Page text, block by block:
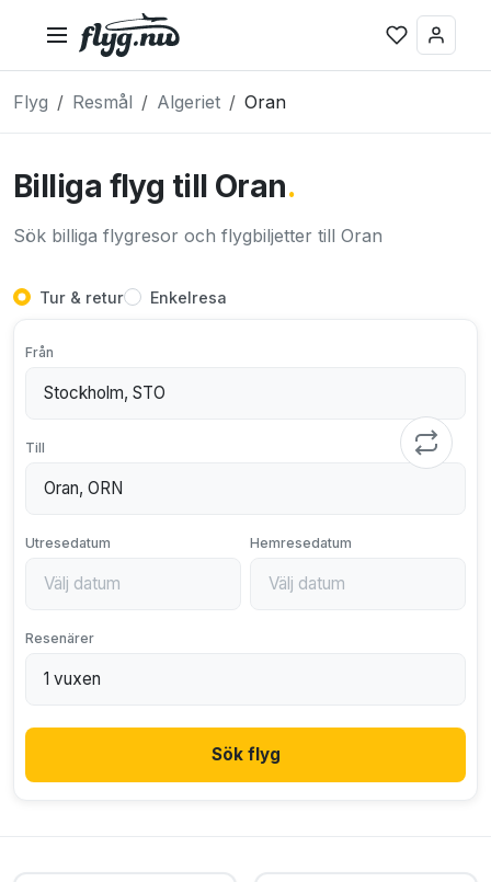
Flyg Resmål Algeriet Oran
Billiga flyg till Oran.
Sök billiga flygresor och flygbiljetter till Oran
Tur & retur Enkelresa
Från
Till
Utresedatum Hemresedatum
Resenärer
Sök flyg